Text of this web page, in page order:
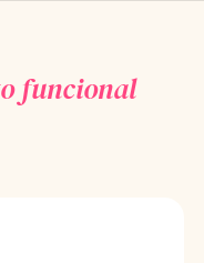
funcional